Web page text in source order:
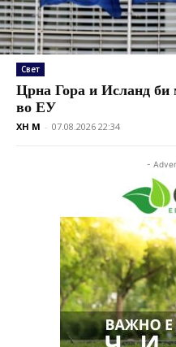
Свет
Црна Гора и Исланд би
во ЕУ
XH M - 07.08.2026 22:34
-